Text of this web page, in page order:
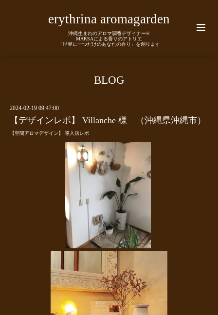
erythrina aromagarden
沖縄生まれのアロマ調香デザイナー®
MARSAによる香りのアトリエ
「世界に一つだけのあなたの香り」を創ります
BLOG
2024-02-19 09:47:00
【デザインレポ】 Villanche 様 （沖縄県沖縄市）
【空間アロマデザイン】 導入店レポ